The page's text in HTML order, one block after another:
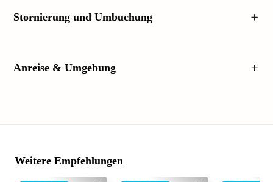
Stornierung und Umbuchung
Anreise & Umgebung
Weitere Empfehlungen